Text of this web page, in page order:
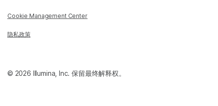
Cookie Management Center
隐私政策
© 2026 Illumina, Inc. 保留最终解释权。